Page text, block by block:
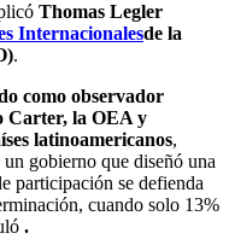
Thomas Legler
Internacionalesde la
.
como observador
Carter, la OEA y
latinoamericanos,
gobierno que diseñó una
participación se defienda
cuando solo 13%
.